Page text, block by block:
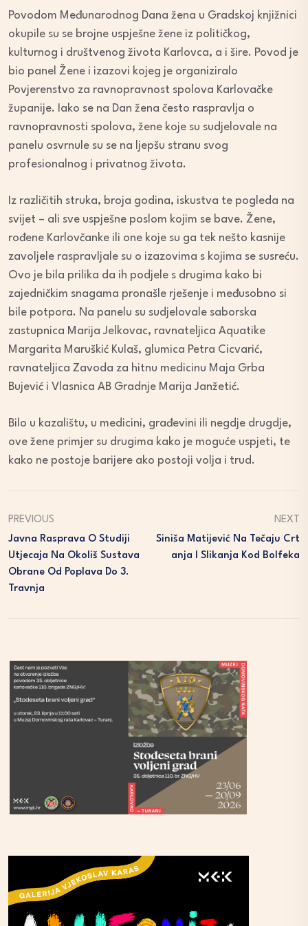
Povodom Međunarodnog Dana žena u Gradskoj knjižnici
okupile su se brojne uspješne žene iz političkog,
kulturnog i društvenog života Karlovca, a i šire. Povod je
bio panel Žene i izazovi kojeg je organiziralo
Povjerenstvo za ravnopravnost spolova Karlovačke
županije. Iako se na Dan žena često raspravlja o
ravnopravnosti spolova, žene koje su sudjelovale na
panelu osvrnule su se na ljepšu stranu svog
profesionalnog i privatnog života.
Iz različitih struka, broja godina, iskustva te pogleda na
svijet – ali sve uspješne poslom kojim se bave. Žene,
rođene Karlovčanke ili one koje su ga tek nešto kasnije
zavoljele raspravljale su o izazovima s kojima se susreću.
Ovo je bila prilika da ih podjele s drugima kako bi
zajedničkim snagama pronašle rješenje i međusobno si
bile potpora. Na panelu su sudjelovale saborska
zastupnica Marija Jelkovac, ravnateljica Aquatike
Margarita Maruškić Kulaš, glumica Petra Cicvarić,
ravnateljica Zavoda za hitnu medicinu Maja Grba
Bujević i Vlasnica AB Gradnje Marija Janžetić.
Bilo u kazalištu, u medicini, građevini ili negdje drugdje,
ove žene primjer su drugima kako je moguće uspjeti, te
kako ne postoje barijere ako postoji volja i trud.
PREVIOUS
Javna Rasprava O Studiji
Utjecaja Na Okoliš Sustava
Obrane Od Poplava Do 3.
Travnja
NEXT
Siniša Matijević Na Tečaju Crt
Anja I Slikanja Kod Bolfeka